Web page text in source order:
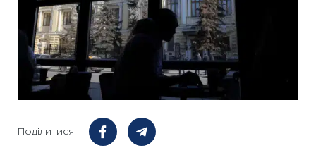
Поділитися: